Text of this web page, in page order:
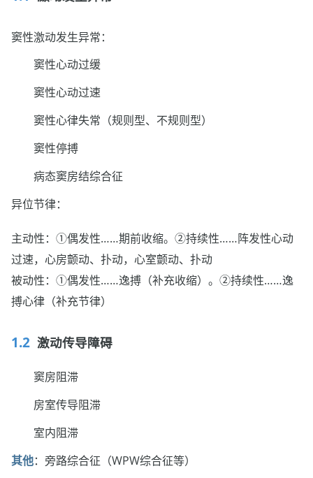
窦性激动发生异常：
窦性心动过缓
窦性心动过速
窦性心律失常（规则型、不规则型）
窦性停搏
病态窦房结综合征
异位节律：
主动性：①偶发性……期前收缩。②持续性……阵发性心动
过速，心房颤动、扑动，心室颤动、扑动
被动性：①偶发性……逸搏（补充收缩）。②持续性……逸
搏心律（补充节律）
激动传导障碍
窦房阻滞
房室传导阻滞
室内阻滞
其他：旁路综合征（WPW综合征等）